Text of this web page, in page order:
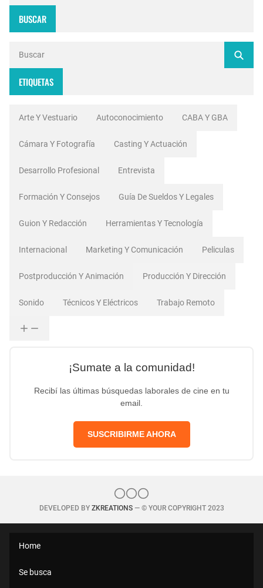
BUSCAR
ETIQUETAS
Arte Y Vestuario Autoconocimiento CABA Y GBA
Cámara Y Fotografía Casting Y Actuación
Desarrollo Profesional Entrevista
Formación Y Consejos Guía De Sueldos Y Legales
Guion Y Redacción Herramientas Y Tecnología
Internacional Marketing Y Comunicación Peliculas
Postproducción Y Animación Producción Y Dirección
Sonido Técnicos Y Eléctricos Trabajo Remoto
¡Sumate a la comunidad!
Recibí las últimas búsquedas laborales de cine en tu
email.
SUSCRIBIRME AHORA
DEVELOPED BY ZKREATIONS— © YOUR COPYRIGHT 2023
Home
Se busca